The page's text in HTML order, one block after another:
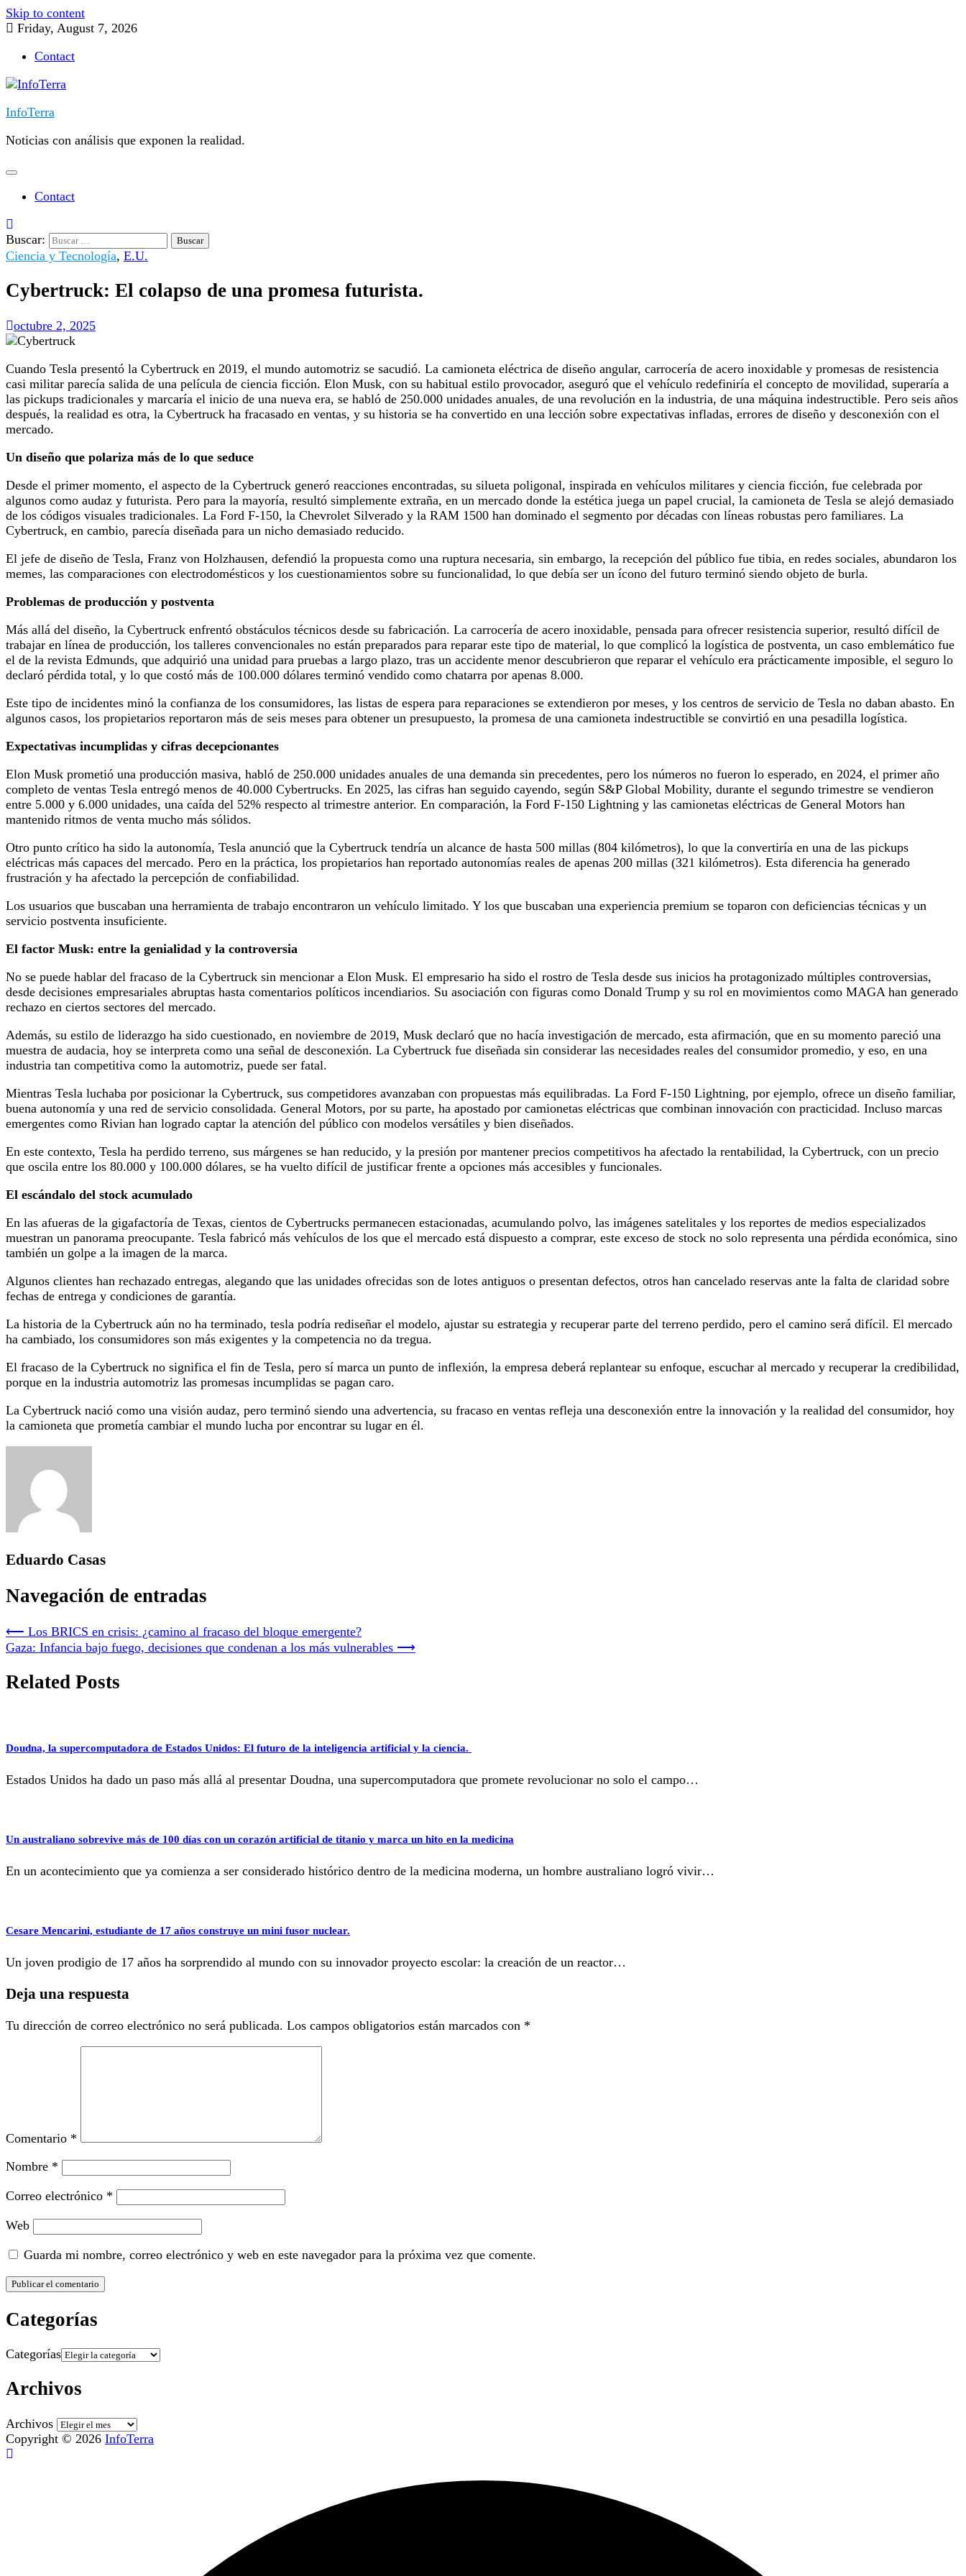
Skip to content
Friday, August 7, 2026
Contact
InfoTerra
Noticias con análisis que exponen la realidad.
Contact
Buscar:
Ciencia y Tecnología, E.U.
Cybertruck: El colapso de una promesa futurista.
octubre 2, 2025
Cuando Tesla presentó la Cybertruck en 2019, el mundo automotriz se sacudió. La camioneta eléctrica de diseño angular, carrocería de acero inoxidable y promesas de resistencia
casi militar parecía salida de una película de ciencia ficción. Elon Musk, con su habitual estilo provocador, aseguró que el vehículo redefiniría el concepto de movilidad, superaría a
las pickups tradicionales y marcaría el inicio de una nueva era, se habló de 250.000 unidades anuales, de una revolución en la industria, de una máquina indestructible. Pero seis años
después, la realidad es otra, la Cybertruck ha fracasado en ventas, y su historia se ha convertido en una lección sobre expectativas infladas, errores de diseño y desconexión con el
mercado.
Un diseño que polariza más de lo que seduce
Desde el primer momento, el aspecto de la Cybertruck generó reacciones encontradas, su silueta poligonal, inspirada en vehículos militares y ciencia ficción, fue celebrada por
algunos como audaz y futurista. Pero para la mayoría, resultó simplemente extraña, en un mercado donde la estética juega un papel crucial, la camioneta de Tesla se alejó demasiado
de los códigos visuales tradicionales. La Ford F-150, la Chevrolet Silverado y la RAM 1500 han dominado el segmento por décadas con líneas robustas pero familiares. La
Cybertruck, en cambio, parecía diseñada para un nicho demasiado reducido.
El jefe de diseño de Tesla, Franz von Holzhausen, defendió la propuesta como una ruptura necesaria, sin embargo, la recepción del público fue tibia, en redes sociales, abundaron los
memes, las comparaciones con electrodomésticos y los cuestionamientos sobre su funcionalidad, lo que debía ser un ícono del futuro terminó siendo objeto de burla.
Problemas de producción y postventa
Más allá del diseño, la Cybertruck enfrentó obstáculos técnicos desde su fabricación. La carrocería de acero inoxidable, pensada para ofrecer resistencia superior, resultó difícil de
trabajar en línea de producción, los talleres convencionales no están preparados para reparar este tipo de material, lo que complicó la logística de postventa, un caso emblemático fue
el de la revista Edmunds, que adquirió una unidad para pruebas a largo plazo, tras un accidente menor descubrieron que reparar el vehículo era prácticamente imposible, el seguro lo
declaró pérdida total, y lo que costó más de 100.000 dólares terminó vendido como chatarra por apenas 8.000.
Este tipo de incidentes minó la confianza de los consumidores, las listas de espera para reparaciones se extendieron por meses, y los centros de servicio de Tesla no daban abasto. En
algunos casos, los propietarios reportaron más de seis meses para obtener un presupuesto, la promesa de una camioneta indestructible se convirtió en una pesadilla logística.
Expectativas incumplidas y cifras decepcionantes
Elon Musk prometió una producción masiva, habló de 250.000 unidades anuales de una demanda sin precedentes, pero los números no fueron lo esperado, en 2024, el primer año
completo de ventas Tesla entregó menos de 40.000 Cybertrucks. En 2025, las cifras han seguido cayendo, según S&P Global Mobility, durante el segundo trimestre se vendieron
entre 5.000 y 6.000 unidades, una caída del 52% respecto al trimestre anterior. En comparación, la Ford F-150 Lightning y las camionetas eléctricas de General Motors han
mantenido ritmos de venta mucho más sólidos.
Otro punto crítico ha sido la autonomía, Tesla anunció que la Cybertruck tendría un alcance de hasta 500 millas (804 kilómetros), lo que la convertiría en una de las pickups
eléctricas más capaces del mercado. Pero en la práctica, los propietarios han reportado autonomías reales de apenas 200 millas (321 kilómetros). Esta diferencia ha generado
frustración y ha afectado la percepción de confiabilidad.
Los usuarios que buscaban una herramienta de trabajo encontraron un vehículo limitado. Y los que buscaban una experiencia premium se toparon con deficiencias técnicas y un
servicio postventa insuficiente.
El factor Musk: entre la genialidad y la controversia
No se puede hablar del fracaso de la Cybertruck sin mencionar a Elon Musk. El empresario ha sido el rostro de Tesla desde sus inicios ha protagonizado múltiples controversias,
desde decisiones empresariales abruptas hasta comentarios políticos incendiarios. Su asociación con figuras como Donald Trump y su rol en movimientos como MAGA han generado
rechazo en ciertos sectores del mercado.
Además, su estilo de liderazgo ha sido cuestionado, en noviembre de 2019, Musk declaró que no hacía investigación de mercado, esta afirmación, que en su momento pareció una
muestra de audacia, hoy se interpreta como una señal de desconexión. La Cybertruck fue diseñada sin considerar las necesidades reales del consumidor promedio, y eso, en una
industria tan competitiva como la automotriz, puede ser fatal.
Mientras Tesla luchaba por posicionar la Cybertruck, sus competidores avanzaban con propuestas más equilibradas. La Ford F-150 Lightning, por ejemplo, ofrece un diseño familiar,
buena autonomía y una red de servicio consolidada. General Motors, por su parte, ha apostado por camionetas eléctricas que combinan innovación con practicidad. Incluso marcas
emergentes como Rivian han logrado captar la atención del público con modelos versátiles y bien diseñados.
En este contexto, Tesla ha perdido terreno, sus márgenes se han reducido, y la presión por mantener precios competitivos ha afectado la rentabilidad, la Cybertruck, con un precio
que oscila entre los 80.000 y 100.000 dólares, se ha vuelto difícil de justificar frente a opciones más accesibles y funcionales.
El escándalo del stock acumulado
En las afueras de la gigafactoría de Texas, cientos de Cybertrucks permanecen estacionadas, acumulando polvo, las imágenes satelitales y los reportes de medios especializados
muestran un panorama preocupante. Tesla fabricó más vehículos de los que el mercado está dispuesto a comprar, este exceso de stock no solo representa una pérdida económica, sino
también un golpe a la imagen de la marca.
Algunos clientes han rechazado entregas, alegando que las unidades ofrecidas son de lotes antiguos o presentan defectos, otros han cancelado reservas ante la falta de claridad sobre
fechas de entrega y condiciones de garantía.
La historia de la Cybertruck aún no ha terminado, tesla podría rediseñar el modelo, ajustar su estrategia y recuperar parte del terreno perdido, pero el camino será difícil. El mercado
ha cambiado, los consumidores son más exigentes y la competencia no da tregua.
El fracaso de la Cybertruck no significa el fin de Tesla, pero sí marca un punto de inflexión, la empresa deberá replantear su enfoque, escuchar al mercado y recuperar la credibilidad,
porque en la industria automotriz las promesas incumplidas se pagan caro.
La Cybertruck nació como una visión audaz, pero terminó siendo una advertencia, su fracaso en ventas refleja una desconexión entre la innovación y la realidad del consumidor, hoy
la camioneta que prometía cambiar el mundo lucha por encontrar su lugar en él.
Eduardo Casas
Navegación de entradas
⟵ Los BRICS en crisis: ¿camino al fracaso del bloque emergente?
Gaza: Infancia bajo fuego, decisiones que condenan a los más vulnerables ⟶
Related Posts
Doudna, la supercomputadora de Estados Unidos: El futuro de la inteligencia artificial y la ciencia.
Estados Unidos ha dado un paso más allá al presentar Doudna, una supercomputadora que promete revolucionar no solo el campo…
Un australiano sobrevive más de 100 días con un corazón artificial de titanio y marca un hito en la medicina
En un acontecimiento que ya comienza a ser considerado histórico dentro de la medicina moderna, un hombre australiano logró vivir…
Cesare Mencarini, estudiante de 17 años construye un mini fusor nuclear.
Un joven prodigio de 17 años ha sorprendido al mundo con su innovador proyecto escolar: la creación de un reactor…
Deja una respuesta
Tu dirección de correo electrónico no será publicada. Los campos obligatorios están marcados con *
Comentario *
Nombre *
Correo electrónico *
Web
Guarda mi nombre, correo electrónico y web en este navegador para la próxima vez que comente.
Categorías
Categorías
Archivos
Archivos
Copyright © 2026 InfoTerra